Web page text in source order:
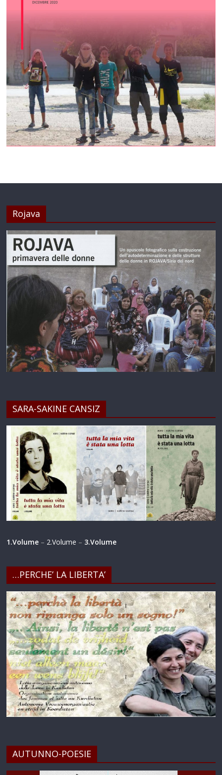
Rojava
SARA-SAKINE CANSIZ
1.Volume – 2.Volume – 3.Volume
…PERCHE’ LA LIBERTA’
AUTUNNO-POESIE